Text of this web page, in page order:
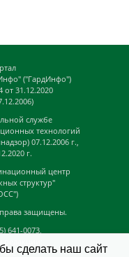
("ГардИнфо")
31.12.2020
службе
технологий
07.12.2006 г.,
г.
центр
структур"
защищены.
641-0073,
сделать наш сайт